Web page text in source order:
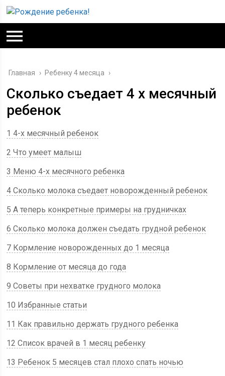
Главная › Ребенку 4 месяца ›
Сколько съедает 4 х месячный
ребенок
1 4-х месячный ребенок
2 Что умеет малыш
3 Меню 4-х месячного ребенка
4 Сколько молока съедает новорожденный ребенок
5 А теперь конкретные примеры на грудничках
6 Сколько молока должен съедать грудной ребенок
7 Кормление новорожденных до 1 месяца
8 Кормление от месяца до года
9 Советы при нехватке грудного молока
10 Избранные статьи
11 Как правильно держать грудного ребенка
12 Список врачей в 1 месяц ребенку
13 Ребенок 5 месяцев стал плохо спать ночью